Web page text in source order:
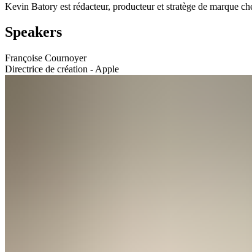
Kevin Batory est rédacteur, producteur et stratège de marque
Speakers
Françoise Cournoyer
Directrice de création - Apple